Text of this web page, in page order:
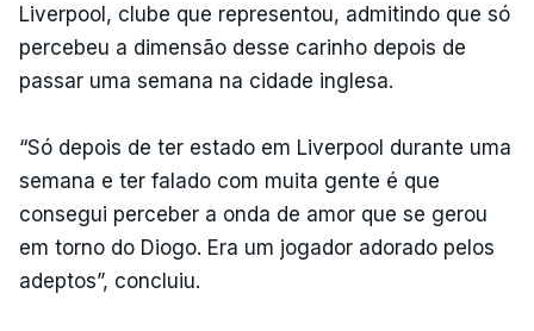
Liverpool, clube que representou, admitindo que só
percebeu a dimensão desse carinho depois de
passar uma semana na cidade inglesa.
“Só depois de ter estado em Liverpool durante uma
semana e ter falado com muita gente é que
consegui perceber a onda de amor que se gerou
em torno do Diogo. Era um jogador adorado pelos
adeptos”, concluiu.